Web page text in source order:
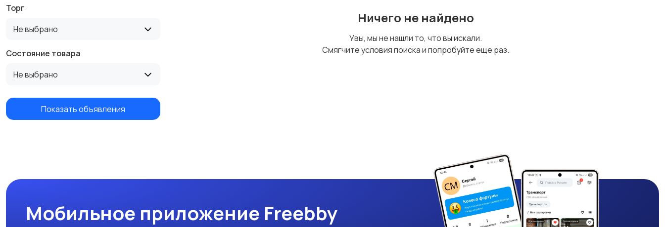
Торг
Не выбрано
Состояние товара
Не выбрано
Показать объявления
Ничего не найдено
Увы, мы не нашли то, что вы искали.
Смягчите условия поиска и попробуйте еще раз.
Мобильное приложение Freebby